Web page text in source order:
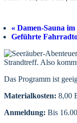
« Damen-Sauna
Geführte
Strandtreff. Also
Das Programm ist
Materialkosten: 8,00
Anmeldung: Bis